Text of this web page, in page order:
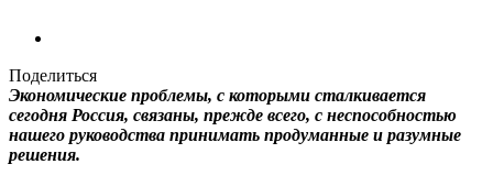
Поделиться
Экономические проблемы, с которыми сталкивается
сегодня Россия, связаны, прежде всего, с неспособностью
нашего руководства принимать продуманные и разумные
решения.